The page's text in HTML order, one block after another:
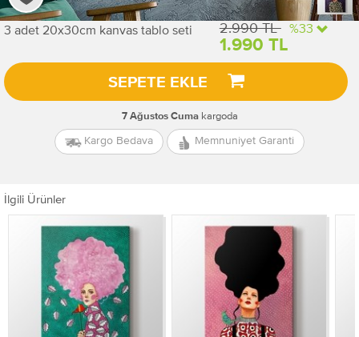
2.990 TL %33
1.990 TL
3 adet 20x30cm kanvas tablo seti
SEPETE EKLE
7 Ağustos Cumakargoda
Kargo Bedava Memnuniyet Garanti
İlgili Ürünler